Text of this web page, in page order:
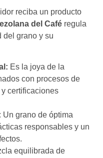
reciba un producto
del Café regula
del grano y su
Es la joya de la
con procesos de
certificaciones
Un grano de óptima
responsables y un
equilibrada de